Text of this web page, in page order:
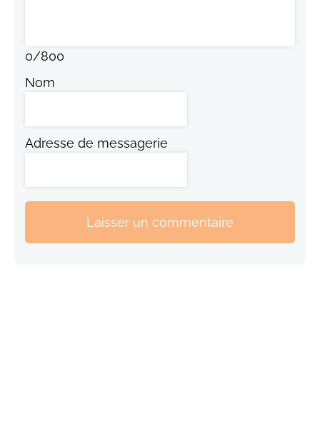
0/800
Nom
Adresse de messagerie
Laisser un commentaire